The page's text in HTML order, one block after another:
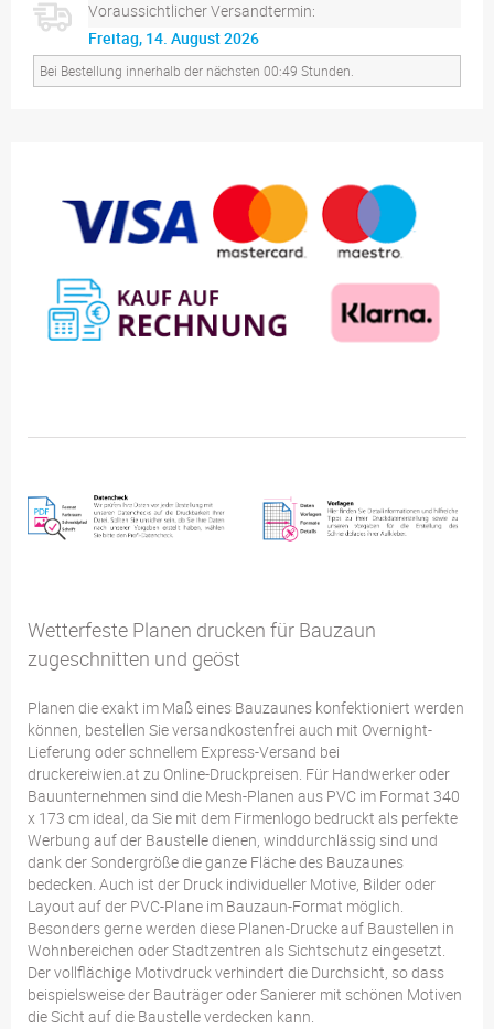
Voraussichtlicher Versandtermin:
Freitag, 14. August 2026
Bei Bestellung innerhalb der nächsten 00:49 Stunden.
Wetterfeste Planen drucken für Bauzaun
zugeschnitten und geöst
Planen die exakt im Maß eines Bauzaunes konfektioniert werden
können, bestellen Sie versandkostenfrei auch mit Overnight-
Lieferung oder schnellem Express-Versand bei
druckereiwien.at zu Online-Druckpreisen. Für Handwerker oder
Bauunternehmen sind die Mesh-Planen aus PVC im Format 340
x 173 cm ideal, da Sie mit dem Firmenlogo bedruckt als perfekte
Werbung auf der Baustelle dienen, winddurchlässig sind und
dank der Sondergröße die ganze Fläche des Bauzaunes
bedecken. Auch ist der Druck individueller Motive, Bilder oder
Layout auf der PVC-Plane im Bauzaun-Format möglich.
Besonders gerne werden diese Planen-Drucke auf Baustellen in
Wohnbereichen oder Stadtzentren als Sichtschutz eingesetzt.
Der vollflächige Motivdruck verhindert die Durchsicht, so dass
beispielsweise der Bauträger oder Sanierer mit schönen Motiven
die Sicht auf die Baustelle verdecken kann.